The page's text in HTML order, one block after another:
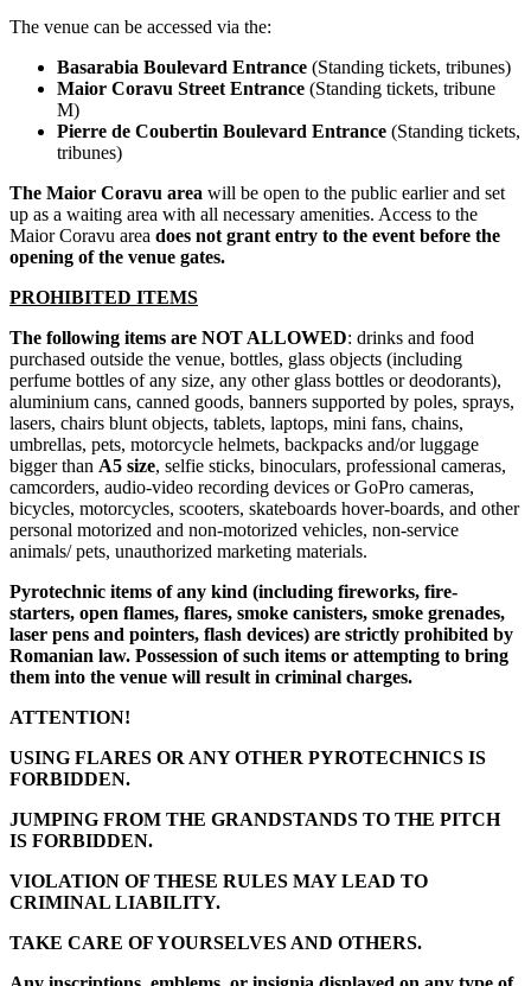
The venue can be accessed via the:
Basarabia Boulevard Entrance (Standing tickets, tribunes)
Maior Coravu Street Entrance (Standing tickets, tribune
M)
Pierre de Coubertin Boulevard Entrance (Standing tickets,
tribunes)
The Maior Coravu area will be open to the public earlier and set
up as a waiting area with all necessary amenities. Access to the
Maior Coravu area does not grant entry to the event before the
opening of the venue gates.
PROHIBITED ITEMS
The following items are NOT ALLOWED: drinks and food
purchased outside the venue, bottles, glass objects (including
perfume bottles of any size, any other glass bottles or deodorants),
aluminium cans, canned goods, banners supported by poles, sprays,
lasers, chairs blunt objects, tablets, laptops, mini fans, chains,
umbrellas, pets, motorcycle helmets, backpacks and/or luggage
bigger than A5 size, selfie sticks, binoculars, professional cameras,
camcorders, audio-video recording devices or GoPro cameras,
bicycles, motorcycles, scooters, skateboards hover-boards, and other
personal motorized and non-motorized vehicles, non-service
animals/ pets, unauthorized marketing materials.
Pyrotechnic items of any kind (including fireworks, fire-
starters, open flames, flares, smoke canisters, smoke grenades,
laser pens and pointers, flash devices) are strictly prohibited by
Romanian law. Possession of such items or attempting to bring
them into the venue will result in criminal charges.
ATTENTION!
USING FLARES OR ANY OTHER PYROTECHNICS IS
FORBIDDEN.
JUMPING FROM THE GRANDSTANDS TO THE PITCH
IS FORBIDDEN.
VIOLATION OF THESE RULES MAY LEAD TO
CRIMINAL LIABILITY.
TAKE CARE OF YOURSELVES AND OTHERS.